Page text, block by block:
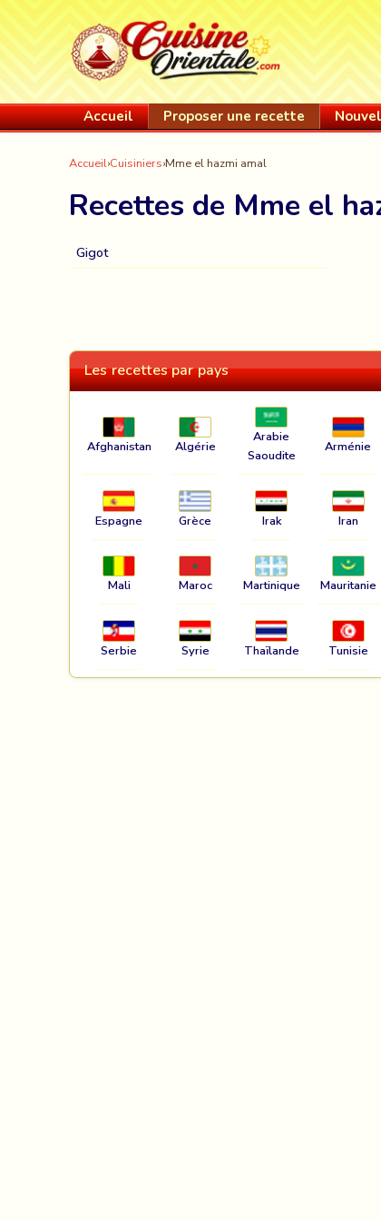
Accueil Proposer une recette
Accueil›Cuisiniers›Mme el hazmi amal
Recettes de Mme el
Gigot
Les recettes par pays
Afghanistan Algérie
Arabie
Saoudite
Arménie
Espagne Grèce Irak Iran
Mali Maroc Martinique Mauritanie
Serbie Syrie Thaïlande Tunisie